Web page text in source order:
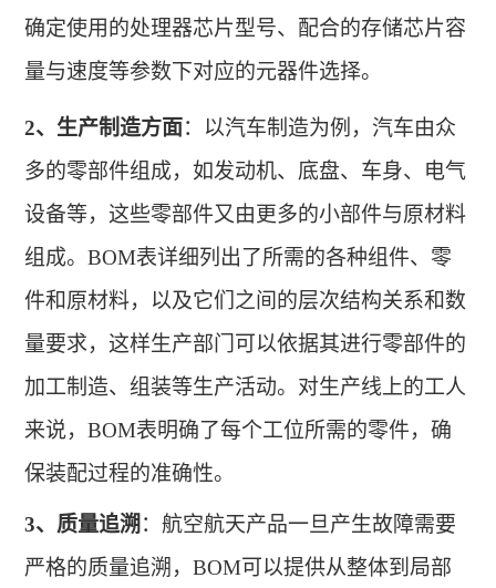
确定使用的处理器芯片型号、配合的存储芯片容
量与速度等参数下对应的元器件选择。
2、 生产制造方面：以汽车制造为例，汽车由众
多的零部件组成，如发动机、底盘、车身、电气
设备等，这些零部件又由更多的小部件与原材料
组成。BOM表详细列出了所需的各种组件、零
件和原材料，以及它们之间的层次结构关系和数
量要求，这样生产部门可以依据其进行零部件的
加工制造、组装等生产活动。对生产线上的工人
来说，BOM表明确了每个工位所需的零件，确
保装配过程的准确性。
3、 质量追溯 ：航空航天产品一旦产生故障需要
严格的质量追溯，BOM可以提供从整体到局部